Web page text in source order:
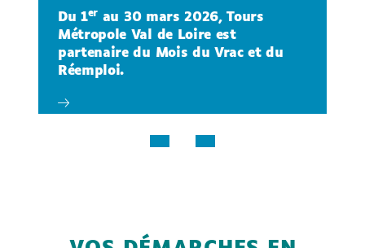
Du 1er au 30 mars 2026, Tours
Métropole Val de Loire est
partenaire du Mois du Vrac et du
Réemploi.